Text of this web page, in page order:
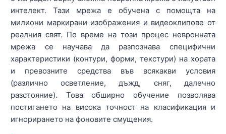
интелект. Тази мрежа е обучена с помощта на
милиони маркирани изображения и видеоклипове от
реалния свят. По време на този процес невронната
мрежа се научава да разпознава специфични
характеристики (контури, форми, текстури) на хората
и превозните средства във всякакви условия
(различно осветление, дъжд, сняг, далечно
разстояние). Това обширно обучение позволява
постигането на висока точност на класификация и
игнорирането на фоновите смущения.